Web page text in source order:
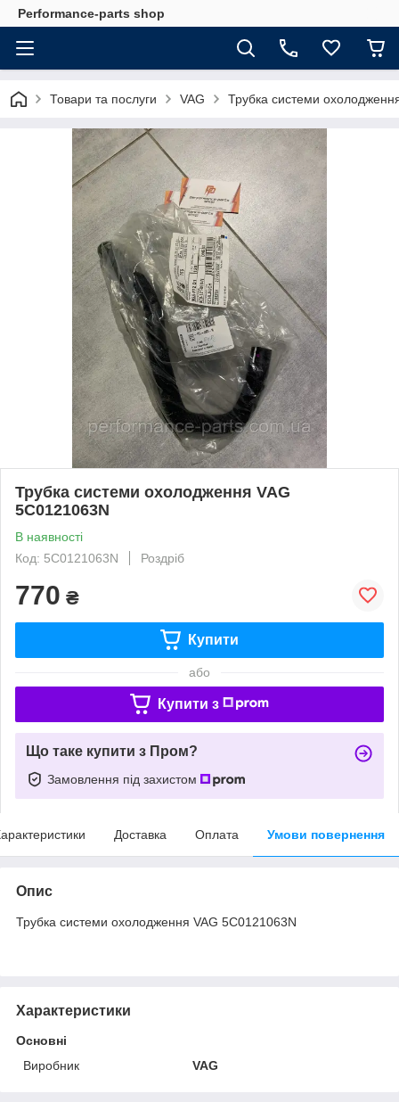
Performance-parts shop
Товари та послуги VAG Трубка системи
Трубка системи охолодження VAG
5C0121063N
В наявності
Код: 5C0121063N
Роздріб
770 ₴
Купити
або
Купити з
Що таке купити з Пром?
Замовлення під захистом
Доставка Оплата Умови повернення
Опис
Трубка системи охолодження VAG 5C0121063N
Характеристики
Основні
Виробник
VAG